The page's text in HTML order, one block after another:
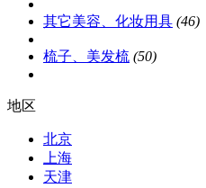
其它美容、化妆用具 (46)
梳子、美发梳 (50)
地区
北京
上海
天津